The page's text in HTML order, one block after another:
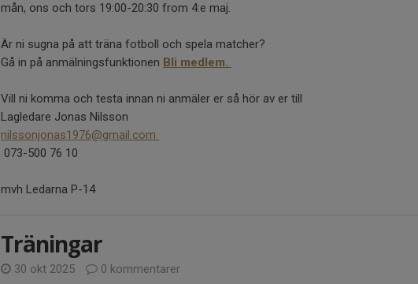
mån, ons och tors 19:00-20:30 from 4:e maj.
Är ni sugna på att träna fotboll och spela matcher?
Gå in på anmälningsfunktionen Bli medlem.
Vill ni komma och testa innan ni anmäler er så hör av er till
Lagledare Jonas Nilsson
nilssonjonas1976@gmail.com
073-500 76 10
mvh Ledarna P-14
Träningar
30 okt 2025
0 kommentarer